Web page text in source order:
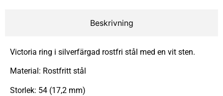
Beskrivning
Victoria ring i silverfärgad rostfri stål med en vit sten.
Material: Rostfritt stål
Storlek: 54 (17,2 mm)